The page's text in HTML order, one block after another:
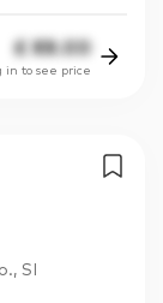
£ 88.00
in to see price
SI